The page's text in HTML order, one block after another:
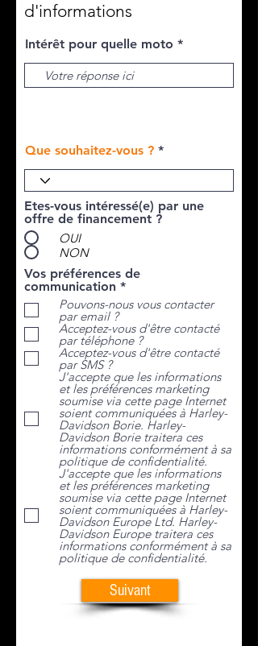
d'informations
Intérêt pour quelle moto
Que souhaitez-vous ?
Etes-vous intéressé(e) par une
offre de financement ?
OUI
NON
Vos préférences de
communication *O
l
i
g
a
t
o
i
r
e
Pouvons-nous vous contacter
par email ?
Acceptez-vous d'être contacté
par téléphone ?
Acceptez-vous d'être contacté
par SMS ?
J'accepte que les informations
et les préférences marketing
soumise via cette page Internet
soient communiquées à Harley-
Davidson Borie. Harley-
Davidson Borie traitera ces
informations conformément à sa
politique de confidentialité.
J'accepte que les informations
et les préférences marketing
soumise via cette page Internet
soient communiquées à Harley-
Davidson Europe Ltd. Harley-
Davidson Europe traitera ces
informations conformément à sa
politique de confidentialité.
LIVEWIRESuivant